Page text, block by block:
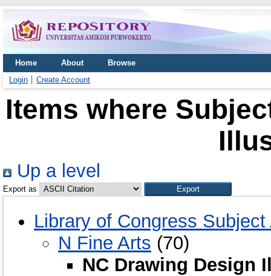
Home About
Browse
Login
Create Account
Items where
Up a level
Export as
Library of Congress Subject
N Fine Arts (70)
NC Drawing Design